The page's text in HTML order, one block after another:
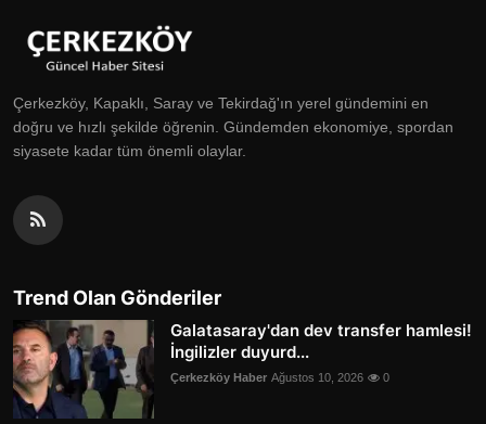
Çerkezköy, Kapaklı, Saray ve Tekirdağ'ın yerel gündemini en
doğru ve hızlı şekilde öğrenin. Gündemden ekonomiye, spordan
siyasete kadar tüm önemli olaylar.
Trend Olan Gönderiler
Galatasaray'dan dev transfer hamlesi!
İngilizler duyurd...
Çerkezköy Haber Ağustos 10, 2026 0